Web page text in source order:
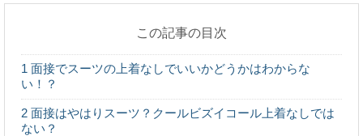
さんある！
オシャレなカフェでアルバイトをしたい。でもカフェはた
この記事の目次
1 面接でスーツの上着なしでいいかどうかはわからな
い！？
2 面接はやはりスーツ？クールビズイコール上着なしでは
ない？